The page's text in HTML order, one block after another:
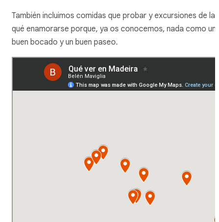
También incluimos comidas que probar y excursiones de las
qué enamorarse porque, ya os conocemos, nada como un
buen bocado y un buen paseo.